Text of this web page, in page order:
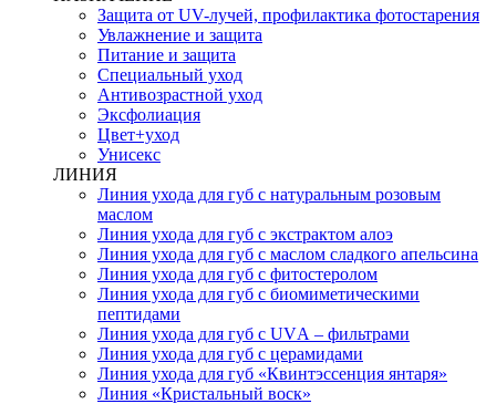
Защита от UV-лучей, профилактика фотостарения
Увлажнение и защита
Питание и защита
Специальный уход
Антивозрастной уход
Эксфолиация
Цвет+уход
Унисекс
ЛИНИЯ
Линия ухода для губ с натуральным розовым
маслом
Линия ухода для губ с экстрактом алоэ
Линия ухода для губ с маслом сладкого апельсина
Линия ухода для губ с фитостеролом
Линия ухода для губ с биомиметическими
пептидами
Линия ухода для губ с UVА – фильтрами
Линия ухода для губ с церамидами
Линия ухода для губ «Квинтэссенция янтаря»
Линия «Кристальный воск»